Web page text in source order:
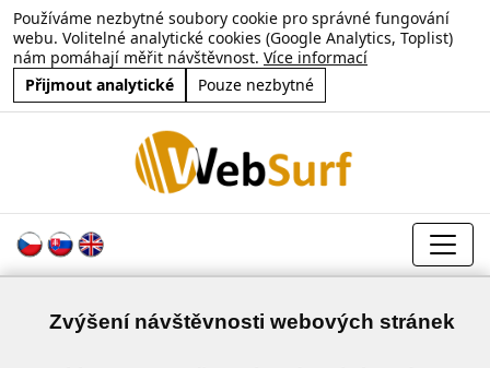
Používáme nezbytné soubory cookie pro správné fungování
webu. Volitelné analytické cookies (Google Analytics, Toplist)
nám pomáhají měřit návštěvnost. Více informací
Přijmout analytické
Pouze nezbytné
Zvýšení návštěvnosti webových stránek